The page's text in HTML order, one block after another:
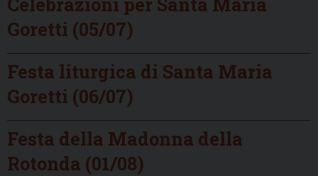
Goretti (05/07)
Festa liturgica di Santa Maria
Goretti (06/07)
Festa della Madonna della
Rotonda (01/08)